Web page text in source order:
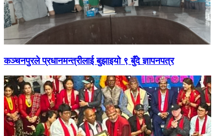
कञ्चनपुरले प्रधानमन्त्रीलाई बुझाइयो ९ बुँदे ज्ञापनपत्र